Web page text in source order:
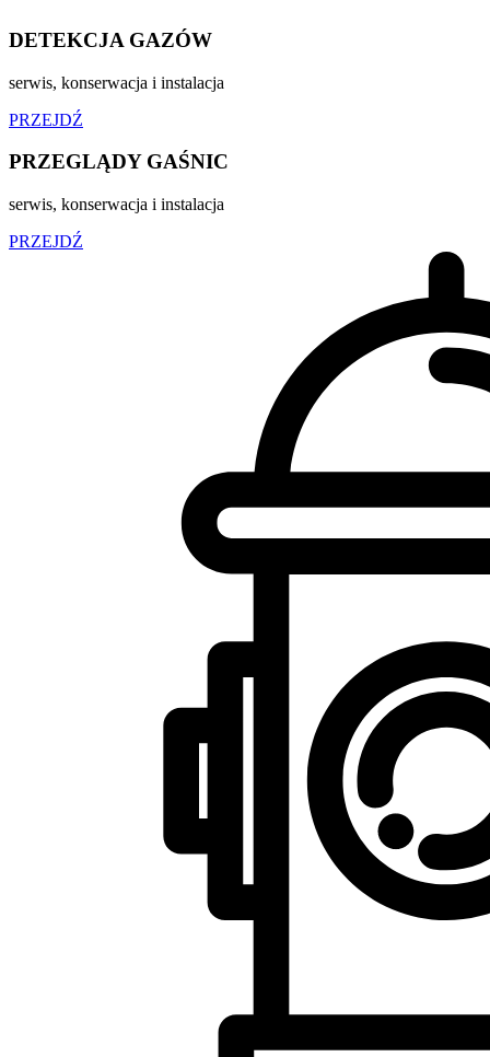
DETEKCJA GAZÓW
serwis, konserwacja i instalacja
PRZEJDŹ
PRZEGLĄDY GAŚNIC
serwis, konserwacja i instalacja
PRZEJDŹ